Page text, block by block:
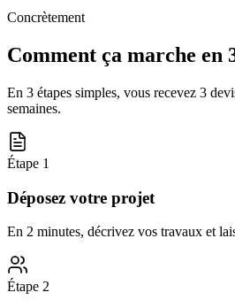
Concrètement
Comment ça marche en
En 3 étapes simples, vous recevez 3
semaines.
Étape 1
Déposez votre projet
En 2 minutes, décrivez vos travaux et
Étape 2